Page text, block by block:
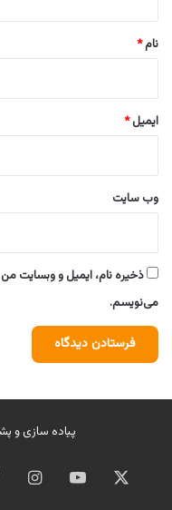
نام*
ایمیل*
وب‌ سایت
ذخیره نام، ایمیل و وبسایت من
می‌نویسم.
پیاده سازی و
ایکس یوتیوب